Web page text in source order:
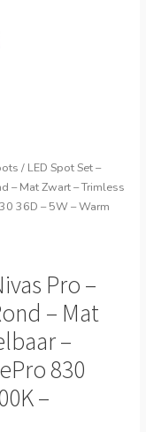
/ LED Spot Set –
– Mat Zwart – Trimless
36D – 5W – Warm
Pro –
– Mat
–
830
–